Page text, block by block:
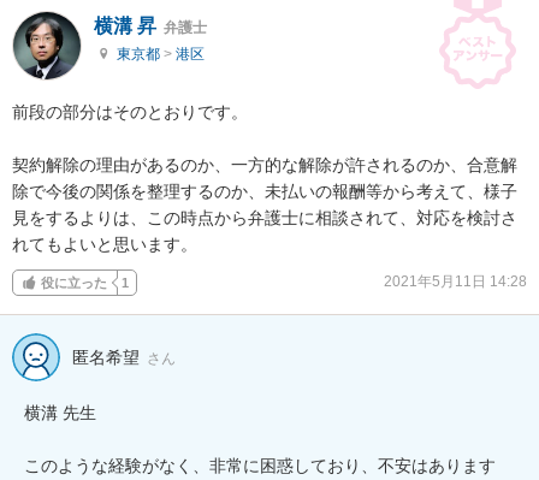
横溝 昇 弁護士
東京都 > 港区
前段の部分はそのとおりです。
契約解除の理由があるのか、一方的な解除が許されるのか、合意解
除で今後の関係を整理するのか、未払いの報酬等から考えて、様子
見をするよりは、この時点から弁護士に相談されて、対応を検討さ
れてもよいと思います。
役に立った 1 2021年5月11日 14:28
匿名希望 さん
横溝 先生
このような経験がなく、非常に困惑しており、不安はあります